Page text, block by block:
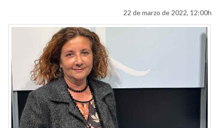
22 de marzo de 2022, 12:00h